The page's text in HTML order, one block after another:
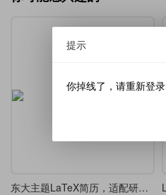
东大主题LaTeX简历，适配研究生求职与学术交流
提示
你掉线了，请重新登录